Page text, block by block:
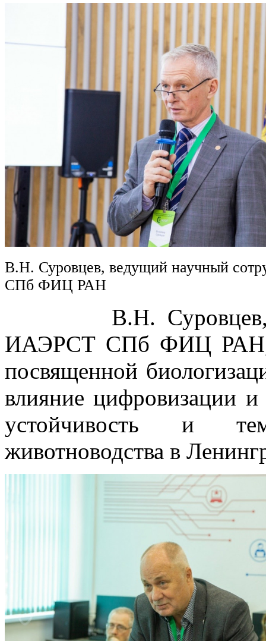
В.Н. Суровцев, ведущий научный
СПб ФИЦ РАН
В.Н. Суровцев,
ИАЭРСТ СПб ФИЦ РАН,
посвященной
влияние цифровизации и
устойчивость и
животноводства в